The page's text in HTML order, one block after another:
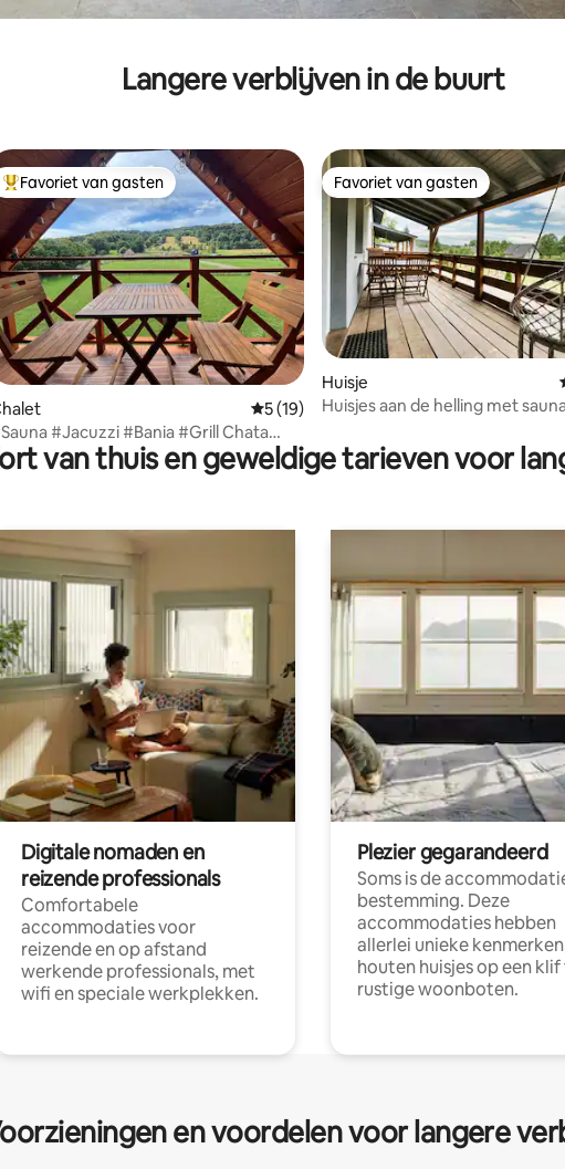
Langere verblijven in de buurt
beoordeling van 5 op 5, 7 recensies
Topfavoriet van gasten
Favoriet van gasten
Gemiddelde beoordeling van 5 op 5, 19
5 (19)
#Jacuzzi #Bania #Grill Chata
Favoriet van gasten
Favoriet van gasten
Huisje
Huisjes aan de helling met
van thuis en geweldige tarieven voor
Digitale nomaden en
reizende professionals
Comfortabele
accommodaties voor
reizende en op afstand
werkende professionals, met
wifi en speciale werkplekken.
Plezier gegarandeerd
Soms is de
bestemming. Deze
accommodaties hebben
allerlei unieke
houten huisjes op een
rustige woonboten.
en voordelen voor langere